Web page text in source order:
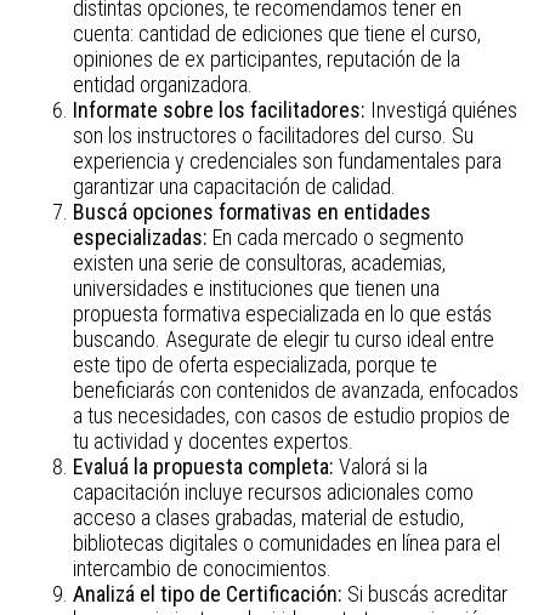
distintas opciones, te recomendamos tener en
cuenta: cantidad de ediciones que tiene el curso,
opiniones de ex participantes, reputación de la
entidad organizadora.
Informate sobre los facilitadores: Investigá quiénes
son los instructores o facilitadores del curso. Su
experiencia y credenciales son fundamentales para
garantizar una capacitación de calidad.
Buscá opciones formativas en entidades
especializadas: En cada mercado o segmento
existen una serie de consultoras, academias,
universidades e instituciones que tienen una
propuesta formativa especializada en lo que estás
buscando. Asegurate de elegir tu curso ideal entre
este tipo de oferta especializada, porque te
beneficiarás con contenidos de avanzada, enfocados
a tus necesidades, con casos de estudio propios de
tu actividad y docentes expertos.
Evaluá la propuesta completa: Valorá si la
capacitación incluye recursos adicionales como
acceso a clases grabadas, material de estudio,
bibliotecas digitales o comunidades en línea para el
intercambio de conocimientos.
Analizá el tipo de Certificación: Si buscás acreditar